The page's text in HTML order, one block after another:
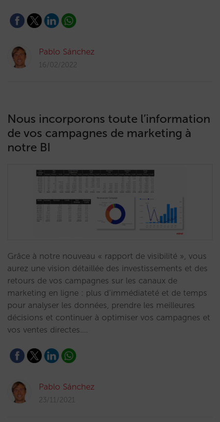
Pablo Sánchez
16/02/2022
Nous incorporons toute l’information
de vos campagnes de marketing à
notre BI
Grâce à notre nouveau « rapport de visibilité », vous
aurez une vision détaillée des investissements et des
retours de vos campagnes sur les canaux de
marketing en ligne : plus d’immédiateté et de temps
pour analyser les données, prendre les meilleures
décisions et continuer à optimiser vos campagnes et
vos ventes directes.…
Pablo Sánchez
23/11/2021